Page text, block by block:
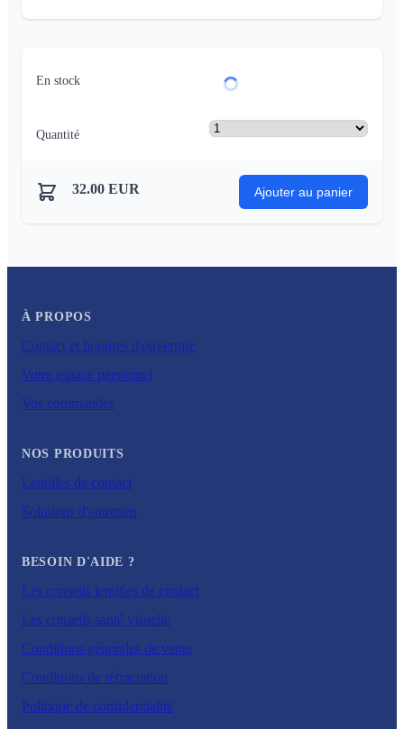
En stock
Quantité
32.00 EUR Ajouter au panier
À PROPOS
Contact et horaires d'ouverture
Votre espace personnel
Vos commandes
NOS PRODUITS
Lentilles de contact
Solutions d'entretien
BESOIN D'AIDE ?
Les conseils lentilles de contact
Les conseils santé visuelle
Conditions générales de vente
Conditions de rétractation
Politique de confidentialité